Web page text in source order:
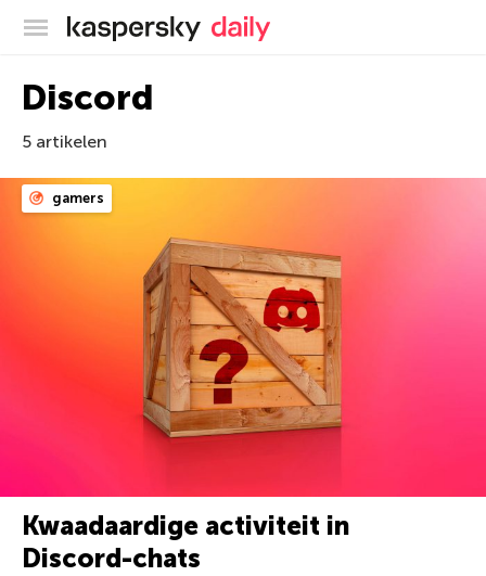
Kaspersky official blog
Discord
5 artikelen
gamers
Kwaadaardige activiteit in
Discord-chats